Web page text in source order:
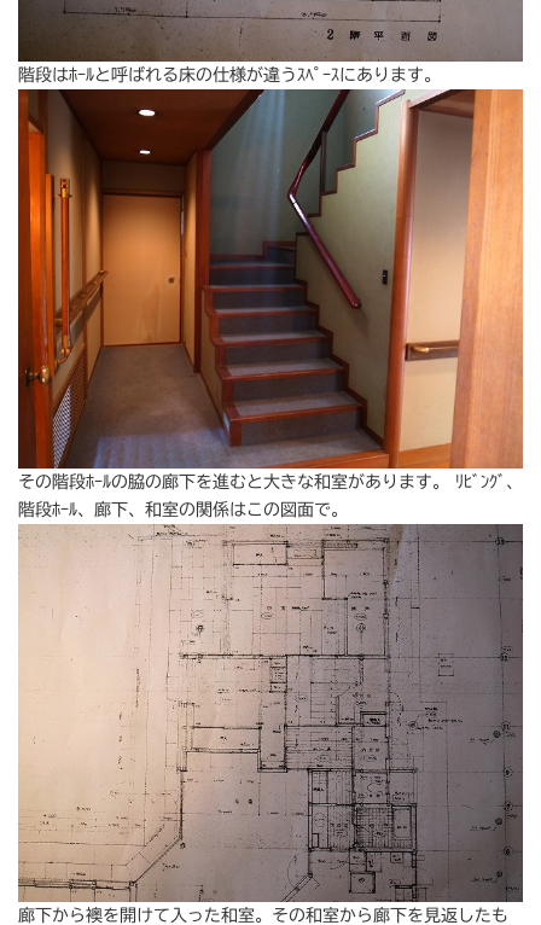
階段はﾎｰﾙと呼ばれる床の仕様が違うｽﾍﾟｰｽにあります。
その階段ﾎｰﾙの脇の廊下を進むと大きな和室があります。 ﾘﾋﾞﾝｸﾞ、
階段ﾎｰﾙ、廊下、和室の関係はこの図面で。
廊下から襖を開けて入った和室。その和室から廊下を見返したも